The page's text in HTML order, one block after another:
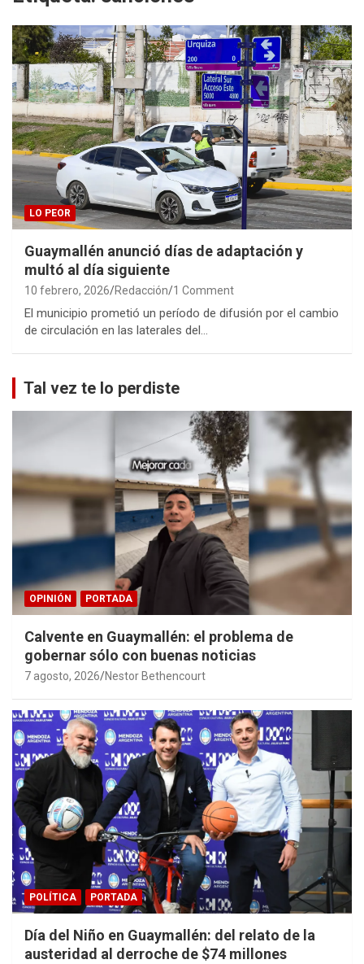
LO PEOR
Guaymallén anunció días de adaptación y
multó al día siguiente
10 febrero, 2026 Redacción 1 Comment
El municipio prometió un período de difusión por el cambio
de circulación en las laterales del…
Tal vez te lo perdiste
OPINIÓN PORTADA
Calvente en Guaymallén: el problema de
gobernar sólo con buenas noticias
7 agosto, 2026 Nestor Bethencourt
POLÍTICA PORTADA
Día del Niño en Guaymallén: del relato de la
austeridad al derroche de $74 millones